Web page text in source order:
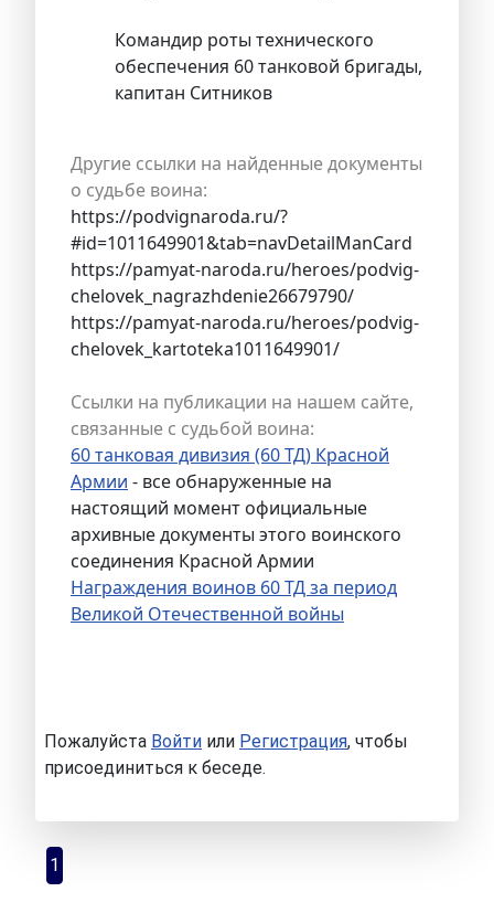
Командир роты технического
обеспечения 60 танковой бригады,
капитан Ситников
Другие ссылки на найденные документы
о судьбе воина:
https://podvignaroda.ru/?
#id=1011649901&tab=navDetailManCard
https://pamyat-naroda.ru/heroes/podvig-
chelovek_nagrazhdenie26679790/
https://pamyat-naroda.ru/heroes/podvig-
chelovek_kartoteka1011649901/
Ссылки на публикации на нашем сайте,
связанные с судьбой воина:
60 танковая дивизия (60 ТД) Красной
Армии - все обнаруженные на
настоящий момент официальные
архивные документы этого воинского
соединения Красной Армии
Награждения воинов 60 ТД за период
Великой Отечественной войны
Пожалуйста Войти или Регистрация, чтобы
присоединиться к беседе.
1